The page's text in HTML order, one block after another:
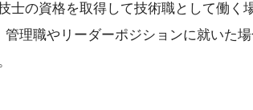
士の資格を取得して技術職として働く
管理職やリーダーポジションに就いた